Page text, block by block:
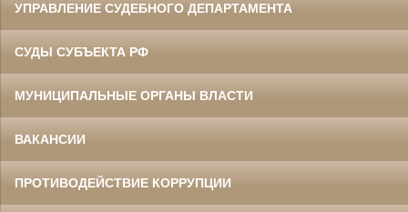
УПРАВЛЕНИЕ СУДЕБНОГО ДЕПАРТАМЕНТА
СУДЫ СУБЪЕКТА РФ
МУНИЦИПАЛЬНЫЕ ОРГАНЫ ВЛАСТИ
ВАКАНСИИ
ПРОТИВОДЕЙСТВИЕ КОРРУПЦИИ